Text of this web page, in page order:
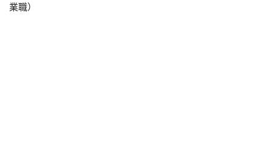
業職）